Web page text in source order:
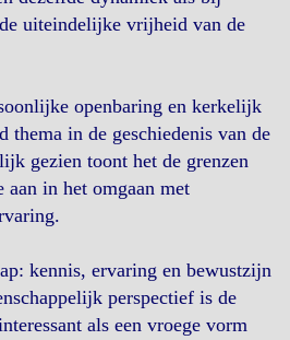
uiteindelijke vrijheid van de
openbaring en kerkelijk
thema in de geschiedenis van de
gezien toont het de grenzen
in het omgaan met
kennis, ervaring en bewustzijn
perspectief is de
als een vroege vorm